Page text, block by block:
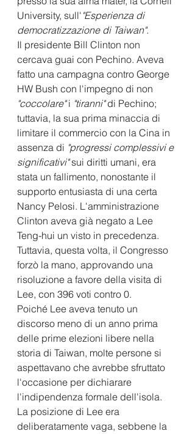
University, sull' "Esperienza di
democratizzazione di Taiwan".
Il presidente Bill Clinton non
cercava guai con Pechino. Aveva
fatto una campagna contro George
HW Bush con l'impegno di non
"coccolare" i "tiranni" di Pechino;
tuttavia, la sua prima minaccia di
limitare il commercio con la Cina in
assenza di "progressi complessivi e
significativi" sui diritti umani, era
stata un fallimento, nonostante il
supporto entusiasta di una certa
Nancy Pelosi. L'amministrazione
Clinton aveva già negato a Lee
Teng-hui un visto in precedenza.
Tuttavia, questa volta, il Congresso
forzò la mano, approvando una
risoluzione a favore della visita di
Lee, con 396 voti contro 0.
Poiché Lee aveva tenuto un
discorso meno di un anno prima
delle prime elezioni libere nella
storia di Taiwan, molte persone si
aspettavano che avrebbe sfruttato
l'occasione per dichiarare
l'indipendenza formale dell'isola.
La posizione di Lee era
deliberatamente vaga, sebbene la